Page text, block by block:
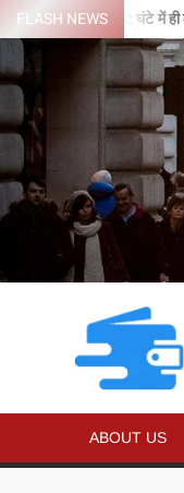
FLASH NEWS
से भरी उड़ान…2 घंटे में
ABOUT US